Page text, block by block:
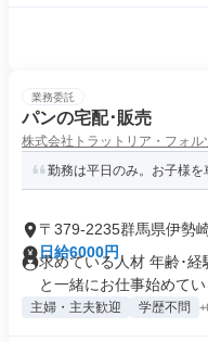
業務委託
パンの宅配･販売
株式会社トラットリア・フォル
勤務は平日のみ。お子様
〒379-2235群馬県伊勢
日給6000円
求めている人材 年齢･
と一緒にお仕事始めてい
主婦・主夫歓迎 学歴不問